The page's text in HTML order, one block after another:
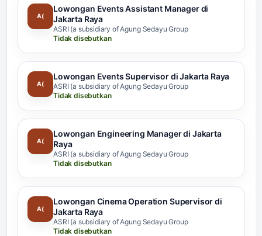
A(
Lowongan Events Assistant Manager di
Jakarta Raya
ASRI (a subsidiary of Agung Sedayu Group
Tidak disebutkan
A(
Lowongan Events Supervisor di Jakarta Raya
ASRI (a subsidiary of Agung Sedayu Group
Tidak disebutkan
A(
Lowongan Engineering Manager di Jakarta
Raya
ASRI (a subsidiary of Agung Sedayu Group
Tidak disebutkan
A(
Lowongan Cinema Operation Supervisor di
Jakarta Raya
ASRI (a subsidiary of Agung Sedayu Group
Tidak disebutkan